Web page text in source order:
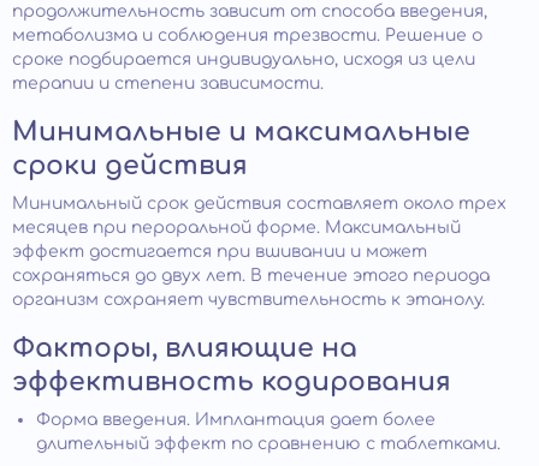
продолжительность зависит от способа введения,
метаболизма и соблюдения трезвости. Решение о
сроке подбирается индивидуально, исходя из цели
терапии и степени зависимости.
Минимальные и максимальные
сроки действия
Минимальный срок действия составляет около трех
месяцев при пероральной форме. Максимальный
эффект достигается при вшивании и может
сохраняться до двух лет. В течение этого периода
организм сохраняет чувствительность к этанолу.
Факторы, влияющие на
эффективность кодирования
Форма введения. Имплантация дает более
длительный эффект по сравнению с таблетками.